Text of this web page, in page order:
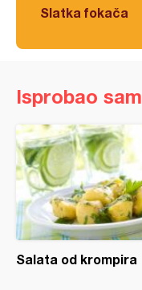
Slatka fokača
Isprobao sam
Salata od krompira